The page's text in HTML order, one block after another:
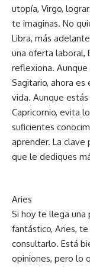
utopía, Virgo,
te imaginas. No
Libra, más
una oferta laboral,
reflexiona.
Sagitario, ahora
vida. Aunque
Capricornio, evita
suficientes
aprender. La clave
que le dediques
Aries
Si hoy te llega
fantástico, Aries,
consultarlo. Está
opiniones, pero lo